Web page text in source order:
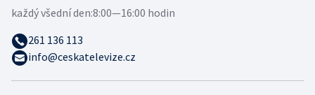
každý všední den:8:00—16:00 hodin
261 136 113
info@ceskatelevize.cz